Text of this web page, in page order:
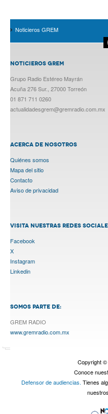
Noticieros GREM
NOTICIEROS GREM
Grupo Radio Estéreo Mayrán
Acuña 276 Sur., 27000 Torreón
01 871 711 0260
actualidadesgrem@gremradio.com.mx
ACERCA DE NOSOTROS
Quiénes somos
Mapa del sitio
Contacto
Aviso de privacidad
VISITA NUESTRAS REDES
Facebook
X
Instagram
Linkedin
SOMOS PARTE DE:
GREM RADIO
www.gremradio.com.mx
Copyright ©
Conoce
Defensor de audiencias. Tienes